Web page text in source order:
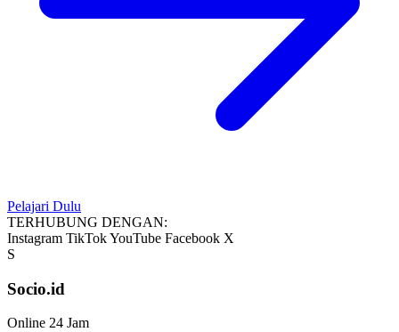
Pelajari Dulu
TERHUBUNG DENGAN:
Instagram TikTokYouTube Facebook X
S
Socio.id
Online 24 Jam